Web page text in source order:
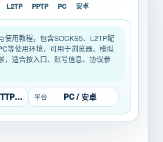
L2TP PPTP PC 安卓
使用教程，包含SOCKS5、L2TP配
等使用环境，可用于浏览器、模拟
，适合按入口、账号信息、协议参
SK5 / HTTP / L2TP 平台 PC / 安卓